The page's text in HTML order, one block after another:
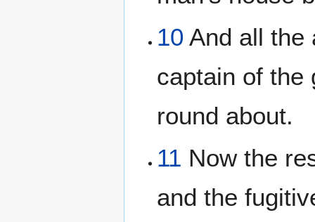
10 And all the
captain of the
round about.
11 Now the
and the